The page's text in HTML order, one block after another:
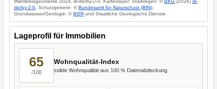
Wahlkreisgeometrie 2024, dl-de/by-2-0. Kartenlayer: Starkregen: ©BKG (2026) dl-
de/by-2-0; Schutzgebiete: ©Bundesamt für Naturschutz (BfN);
Grundwasser/Geologie: ©BGR und Staatliche Geologische Dienste.
Lageprofil für Immobilien
65
/100
Wohnqualität-Index
solide Wohnqualität aus 100 % Datenabdeckung.